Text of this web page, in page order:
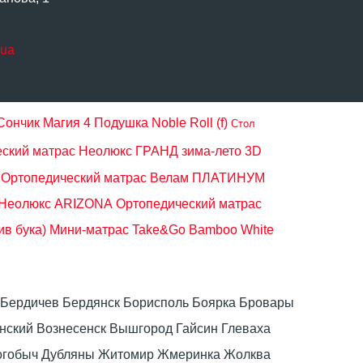
Магия 4 Подушка Noble Roll (f) Стол
матрас Неолюкс ГРАНД зима-лето 3D
Ортопедический матрас Велам ПЛАТИНУМ
ARIZONA Ортопедический матрас
бука) Мини-матрас Take&Go Bamboo White
Бердянск Борисполь Боярка Бровары
Вознесенск Вышгород Гайсин Глеваха
Дубляны Житомир Жмеринка Жолква